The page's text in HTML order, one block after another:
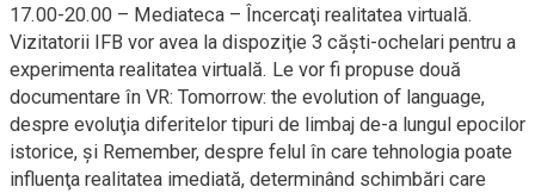
17.00-20.00 – Mediateca – Încercaţi realitatea virtuală.
Vizitatorii IFB vor avea la dispoziţie 3 căşti-ochelari pentru a
experimenta realitatea virtuală. Le vor fi propuse două
documentare în VR: Tomorrow: the evolution of language,
despre evoluţia diferitelor tipuri de limbaj de-a lungul epocilor
istorice, şi Remember, despre felul în care tehnologia poate
influenţa realitatea imediată, determinând schimbări care